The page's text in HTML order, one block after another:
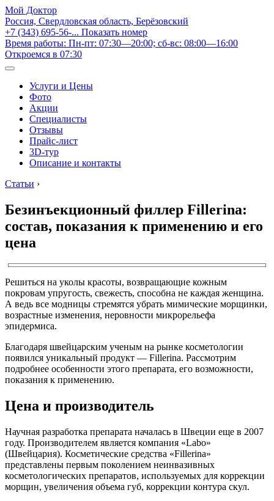
Мой Доктор
Россия, Свердловская область, Берёзовский
+7 (343) 695-56-... Показать номер
Время работы: Пн-пт: 07:30—20:00; сб-вс: 08:00—16:00
Откроемся в 07:30
Услуги и Цены
Фото
Акции
Специалисты
Отзывы
Прайс-лист
3D-тур
Описание и контакты
Статьи ›
Безинъекционный филлер Fillerina:
состав, показания к применению и его
цена
Решиться на уколы красоты, возвращающие кожным
покровам упругость, свежесть, способна не каждая женщина.
А ведь все модницы стремятся убрать мимические морщинки,
возрастные изменения, неровности микрорельефа
эпидермиса.
Благодаря швейцарским ученым на рынке косметологии
появился уникальный продукт — Fillerina. Рассмотрим
подробнее особенности этого препарата, его возможности,
показания к применению.
Цена и производитель
Научная разработка препарата началась в Швеции еще в 2007
году. Производителем является компания «Labo»
(Швейцария). Косметические средства «Fillerina»
представлены первым поколением неинвазивных
косметологических препаратов, используемых для коррекции
морщин, увеличения объема губ, коррекции контура скул.